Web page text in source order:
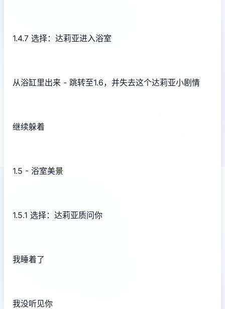
1.4.7 选择：达莉亚进入浴室
从浴缸里出来 - 跳转至1.6，并失去这个达莉亚小剧情
继续躲着
1.5 - 浴室美景
1.5.1 选择：达莉亚质问你
我睡着了
我没听见你